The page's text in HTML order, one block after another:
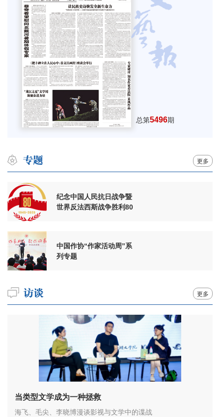
总第5496期
更多
纪念中国人民抗日战争暨
世界反法西斯战争胜利80
中国作协“作家活动周”系
列专题
更多
当类型文学成为一种拯救
海飞、毛尖、李晓博漫谈影视与文学中的谍战